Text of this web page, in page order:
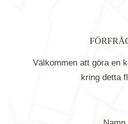
Välkommen att göra en
kring detta